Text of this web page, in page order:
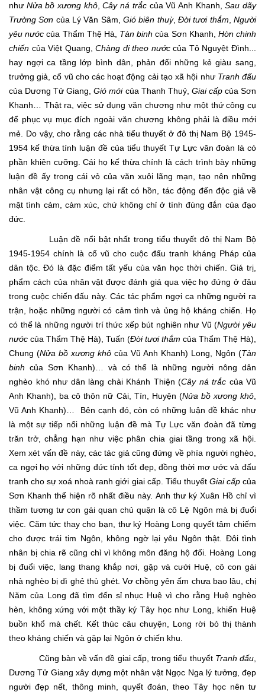
như Nửa bồ xương khô,Cây ná trắccủa Vũ Anh Khanh,Sau dãy
Trường Sơn của Lý Văn Sâm,Gió biên thuỳ,Đời tươi thắm ,Người
yêu nước của Thẩm Thệ Hà, Tàn binh của Sơn Khanh, Hờn chinh
chiến của Việt Quang,Chàng đi theo nướccủa Tô Nguyệt Đình...
hay ngợi ca tầng lớp bình dân, phản đối những kẻ giàu sang,
trưởng giả, cổ vũ cho các hoạt động cải tạo xã hội như Tranh đấu
của Dương Tử Giang,Gió mớicủa Thanh Thuỷ, Giai cấpcủa Sơn
Khanh… Thật ra, việc sử dụng văn chương như một thứ công cụ
để phục vụ mục đích ngoài văn chương không phải là điều mới
mẻ. Do vậy, cho rằng các nhà tiểu thuyết ở đô thị Nam Bộ 1945-
1954 kế thừa tính luận đề của tiểu thuyết Tự Lực văn đoàn là có
phần khiên cưỡng. Cái họ kế thừa chính là cách trình bày những
luận đề ấy trong cái vỏ của văn xuôi lãng mạn, tạo nên những
nhân vật công cụ nhưng lại rất có hồn, tác động đến độc giả về
mặt tình cảm, cảm xúc, chứ không chỉ ở tính đúng đắn của đạo
đức.
Luận đề nổi bật nhất trong tiểu thuyết đô thị Nam Bộ
1945-1954 chính là cổ vũ cho cuộc đấu tranh kháng Pháp của
dân tộc. Đó là đặc điểm tất yếu của văn học thời chiến. Giá trị,
phẩm cách của nhân vật được đánh giá qua việc họ đứng ở đâu
trong cuộc chiến đấu này. Các tác phẩm ngợi ca những người ra
trận, hoặc những người có cảm tình và ủng hộ kháng chiến. Họ
có thể là những người trí thức xếp bút nghiên như Vũ (Người yêu
nước của Thẩm Thệ Hà), Tuấn (Đời tươi thắm của Thẩm Thệ Hà),
Chung (Nửa bồ xương khô của Vũ Anh Khanh) Long, Ngôn (Tàn
binh của Sơn Khanh)… và có thể là những người nông dân
nghèo khó như dân làng chài Khánh Thiện (Cây ná trắc của Vũ
Anh Khanh), ba cô thôn nữ Cải, Tín, Huyện (Nửa bồ xương khô
Vũ Anh Khanh)… Bên cạnh đó, còn có những luận đề khác như
là một sự tiếp nối những luận đề mà Tự Lực văn đoàn đã từng
trăn trở, chẳng hạn như việc phân chia giai tầng trong xã hội.
Xem xét vấn đề này, các tác giả cũng đứng về phía người nghèo,
ca ngợi họ với những đức tính tốt đẹp, đồng thời mơ ước và đấu
tranh cho sự xoá nhoà ranh giới giai cấp. Tiểu thuyết Giai cấpcủa
Sơn Khanh thể hiện rõ nhất điều này. Anh thư ký Xuân Hồ chỉ vì
thầm tương tư con gái quan chủ quận là cô Lệ Ngôn mà bị đuổi
việc. Căm tức thay cho bạn, thư ký Hoàng Long quyết tâm chiếm
cho được trái tim Ngôn, không ngờ lại yêu Ngôn thật. Đôi tình
nhân bị chia rẽ cũng chỉ vì không môn đăng hộ đối. Hoàng Long
bị đuổi việc, lang thang khắp nơi, gặp và cưới Huệ, cô con gái
nhà nghèo bị dì ghẻ thù ghét. Vơ chồng yên ấm chưa bao lâu, chị
Năm của Long đã tìm đến sỉ nhục Huệ vì cho rằng Huệ nghèo
hèn, không xứng với một thầy ký Tây học như Long, khiến Huệ
buồn khổ mà chết. Kết thúc câu chuyện, Long rời bỏ thị thành
theo kháng chiến và gặp lại Ngôn ở chiến khu.
Cũng bàn về vấn đề giai cấp, trong tiểu thuyết Tranh đấu
Dương Tử Giang xây dựng một nhân vật Ngọc Nga lý tưởng, đẹp
người đẹp nết, thông minh, quyết đoán, theo Tây học nên tư